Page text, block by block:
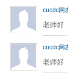
cucdc网
老师好
cucdc网
老师好